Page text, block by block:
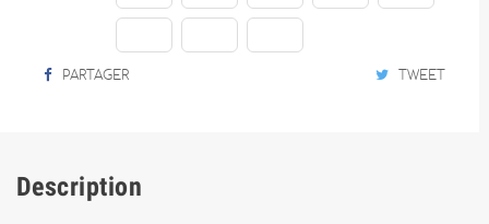
PARTAGER TWEET
Description